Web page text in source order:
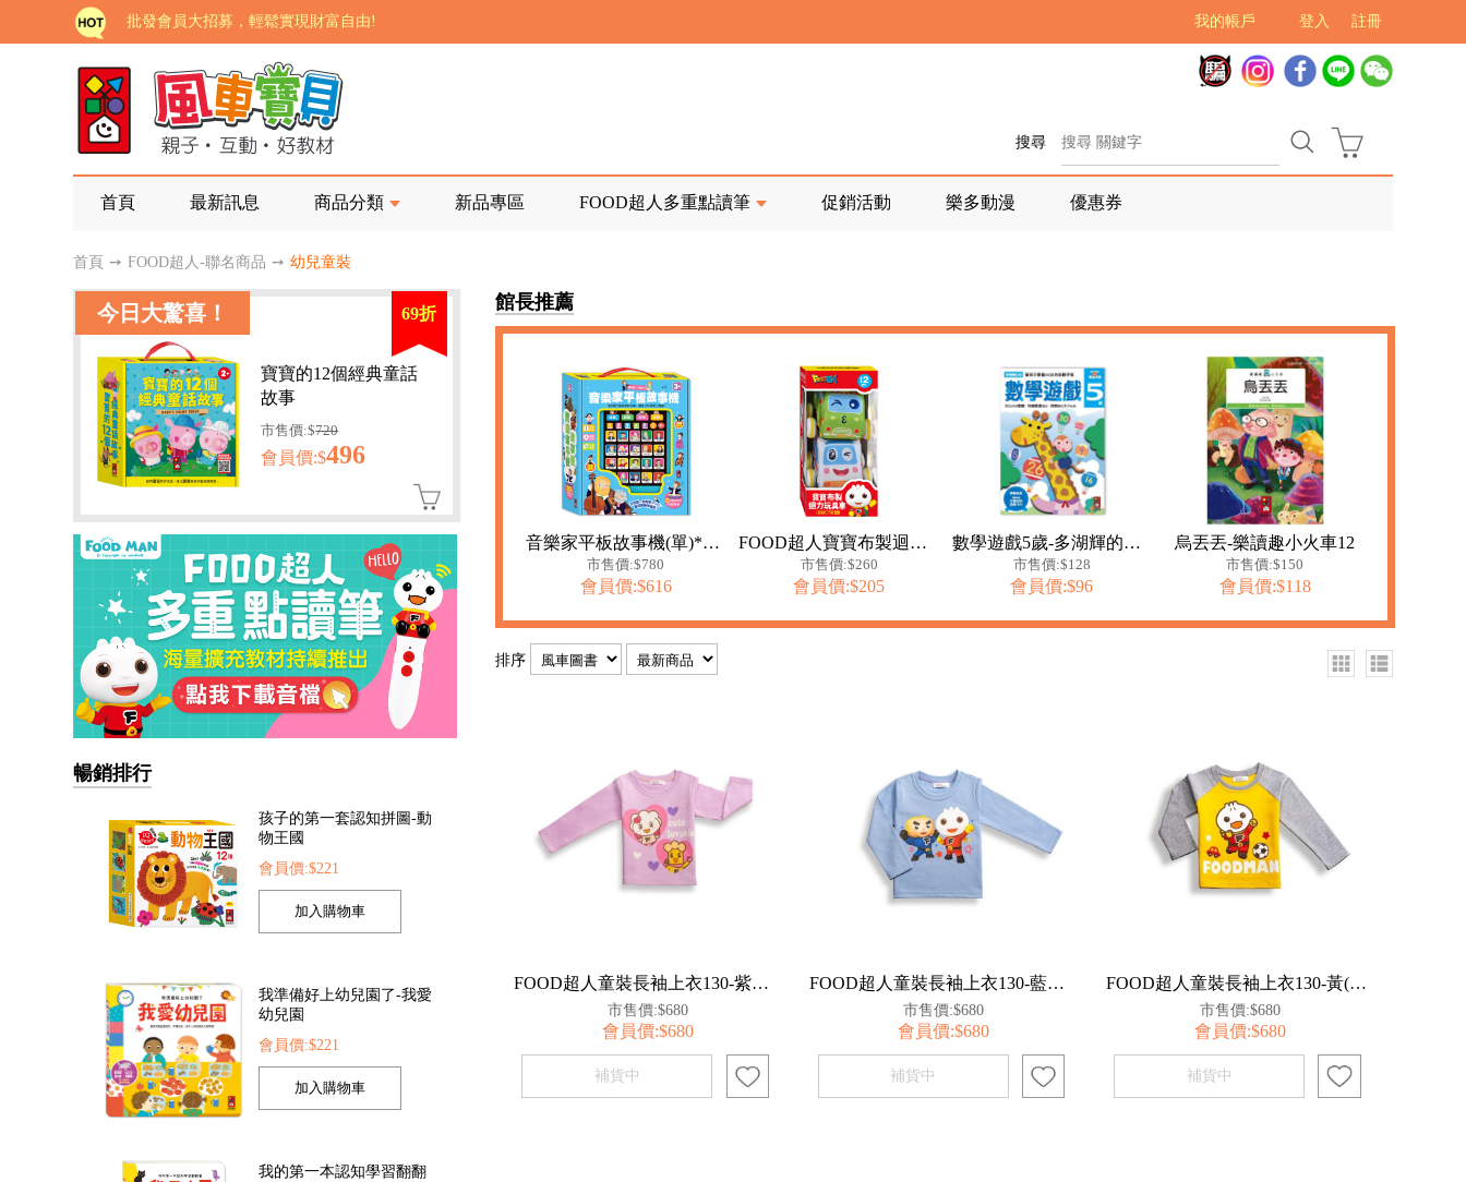
註冊
登入
我的帳戶
批發會員大招募，輕鬆實現財富自由!
如需更改或重開發票 需在訂單成立三天內通知客服 寄回發票需附上回郵郵票
老師您好!!幼教會員火熱招募中~
海外購物免煩惱！點我查看『海外購物流程說明』
家長樂了!「風車書版集團暨FOOD超人企業總部」目前正興建中!
老師您好!!幼教會員火熱招募中~
海外購物免煩惱！點我查看『海外購物流程說明』
搜尋
首頁 最新訊息 商品分類 新品專區 FOOD超人多重點讀筆 促銷活動 樂多動漫 優惠券
首頁 ➙ FOOD超人-聯名商品 ➙ 幼兒童裝
今日大驚喜！ 69折
寶寶的12個經典童話
故事
市售價:$720
會員價:$496
暢銷排行
我準備好上幼兒園了-我愛
幼兒園
會員價:$221
我的第一本認知學習翻翻
書-我長大了
會員價:$221
FOOD超人手指點讀-生活
館長推薦
音樂家平板故事機(單)*新版*
市售價:$780
會員價:$616
FOOD超人寶寶布製迴力玩具車(救護車、汽車)
市售價:$260
會員價:$205
數學遊戲5歲-多湖輝的NEW頭腦開發
市售價:$128
會員價:$96
烏丟丟-樂讀趣小火車12
市售價:$150
會員價:$118
排序
FOOD超人童裝長袖上衣130-紫【百事特】
市售價:$680
會員價:$680
FOOD超人童裝長袖上衣130-藍【百事特】
市售價:$680
會員價:$680
FOOD超人童裝長袖上衣130-黃(足球)【百事特】
市售價:$680
會員價:$680